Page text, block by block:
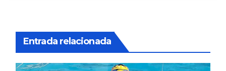
Entrada relacionada